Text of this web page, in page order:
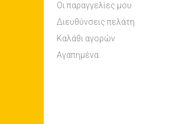
Οι παραγγελίες μου
Διευθύνσεις πελάτη
Καλάθι αγορών
Αγαπημένα